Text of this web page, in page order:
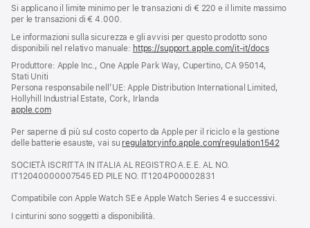
Si applicano il limite minimo per le transazioni di € 220 e il limite massimo
per le transazioni di € 4.000.
Le informazioni sulla sicurezza e gli avvisi per questo prodotto sono
disponibili nel relativo manuale: https://support.apple.com/it-it/docs(si
finestra)
Produttore: Apple Inc., One Apple Park Way, Cupertino, CA 95014,
Stati Uniti
Persona responsabile nell’UE: Apple Distribution International Limited,
Hollyhill Industrial Estate, Cork, Irlanda
apple.com(si
una
nuova
Per saperne di più sul costo coperto da Apple per il riciclo e la gestione
delle batterie esauste, vai su regulatoryinfo.apple.com/regulation1542(si
SOCIETÀ ISCRITTA IN ITALIA AL REGISTRO A.E.E. AL NO.
IT12040000007545 ED PILE NO. IT1204P00002831
Compatibile con Apple Watch SE e Apple Watch Series 4 e successivi.
I cinturini sono soggetti a disponibilità.